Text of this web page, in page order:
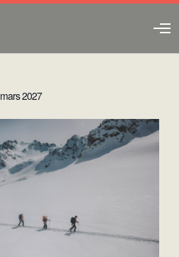
O
e
u
mars 2027